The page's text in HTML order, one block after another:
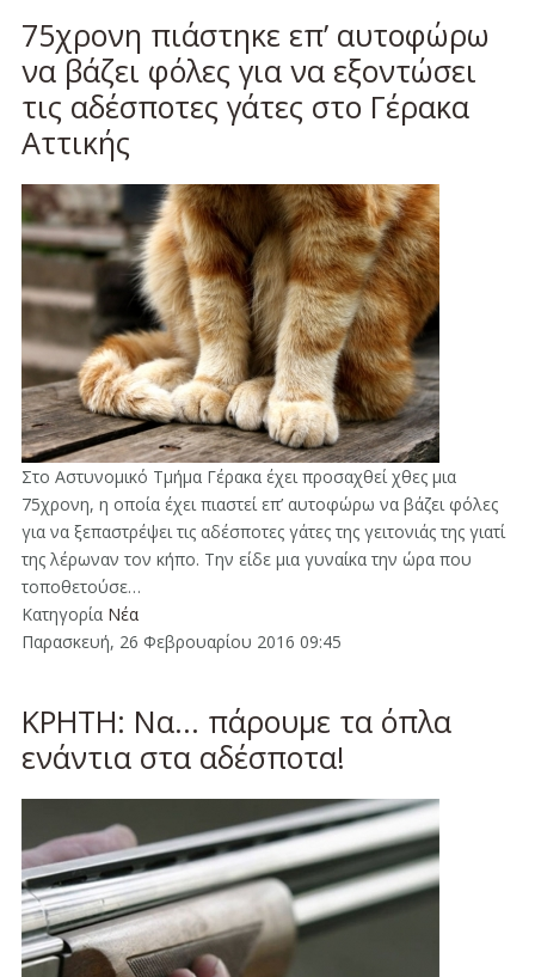
75χρονη πιάστηκε επ’ αυτοφώρω
να βάζει φόλες για να εξοντώσει
τις αδέσποτες γάτες στο Γέρακα
Αττικής
Στο Αστυνομικό Τμήμα Γέρακα έχει προσαχθεί χθες μια
75χρονη, η οποία έχει πιαστεί επ’ αυτοφώρω να βάζει φόλες
για να ξεπαστρέψει τις αδέσποτες γάτες της γειτονιάς της γιατί
της λέρωναν τον κήπο. Την είδε μια γυναίκα την ώρα που
τοποθετούσε…
Κατηγορία Νέα
Παρασκευή, 26 Φεβρουαρίου 2016 09:45
ΚΡΗΤΗ: Να... πάρουμε τα όπλα
ενάντια στα αδέσποτα!